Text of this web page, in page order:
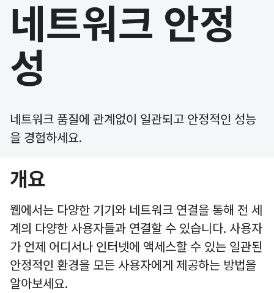
네트워크 안정
성
네트워크 품질에 관계없이 일관되고 안정적인 성능
을 경험하세요.
개요
웹에서는 다양한 기기와 네트워크 연결을 통해 전 세
계의 다양한 사용자들과 연결할 수 있습니다. 사용자
가 언제 어디서나 인터넷에 액세스할 수 있는 일관된
안정적인 환경을 모든 사용자에게 제공하는 방법을
알아보세요.